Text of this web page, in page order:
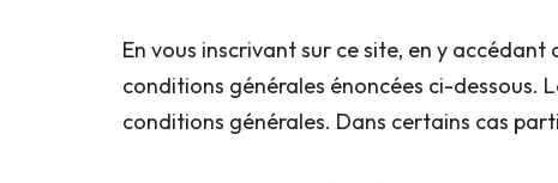
En vous inscrivant sur ce site, en y
conditions générales énoncées ci-dessous.
conditions générales. Dans certains cas